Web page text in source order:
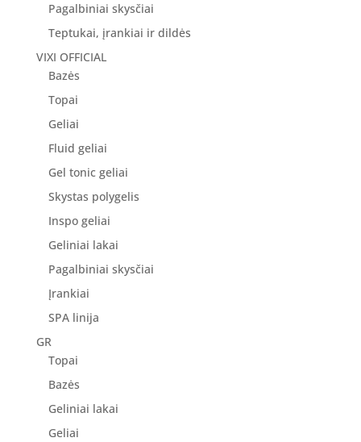
Pagalbiniai skysčiai
Teptukai, įrankiai ir dildės
VIXI OFFICIAL
Bazės
Topai
Geliai
Fluid geliai
Gel tonic geliai
Skystas polygelis
Inspo geliai
Geliniai lakai
Pagalbiniai skysčiai
Įrankiai
SPA linija
GR
Topai
Bazės
Geliniai lakai
Geliai